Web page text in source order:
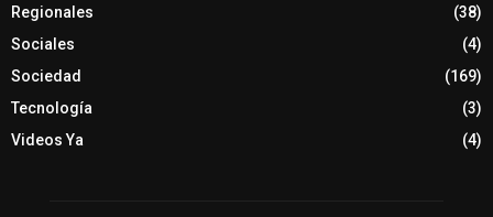
Regionales
(38)
Sociales
(4)
Sociedad
(169)
Tecnología
(3)
Videos Ya
(4)